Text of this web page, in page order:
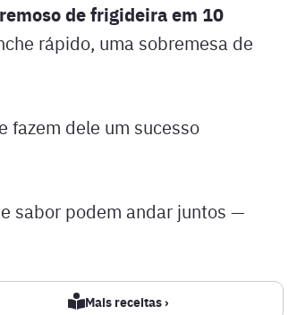
de frigideira em 10
rápido, uma sobremesa de
fazem dele um sucesso
sabor podem andar juntos —
Mais receitas ›